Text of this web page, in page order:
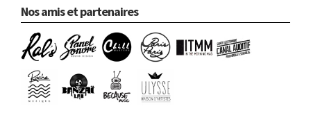
Nos amis et partenaires